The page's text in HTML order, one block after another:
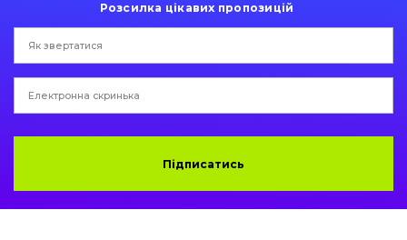
Подушки амортизаційні
Пальці та Втулки
написати
листа
зателефонувати
Розсилка цікавих пропозицій
Підписатись